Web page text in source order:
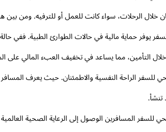
خلال الرحلات، سواء كانت للعمل أو للترفيه. ومن بين
يوفر حماية مالية في حالات الطوارئ الطبية. ففي
التأمين، مما يساعد في تخفيف العبء المالي على
للسفر الراحة النفسية والاطمئنان. حيث يعرف
للسفر المسافرين الوصول إلى الرعاية الصحية